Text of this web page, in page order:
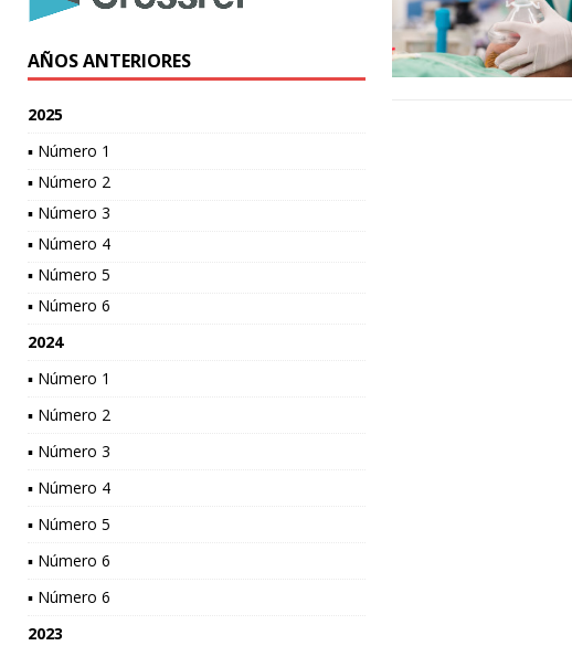
AÑOS ANTERIORES
2025
▪ Número 1
▪ Número 2
▪ Número 3
▪ Número 4
▪ Número 5
▪ Número 6
2024
▪ Número 1
▪ Número 2
▪ Número 3
▪ Número 4
▪ Número 5
▪ Número 6
▪ Número 6
2023